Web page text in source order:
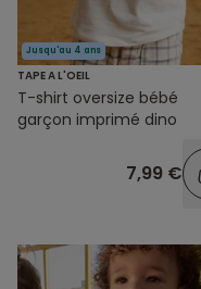
Jusqu'au 4 ans
TAPE A L'OEIL
T-shirt oversize bébé
garçon imprimé dino
7,99 €